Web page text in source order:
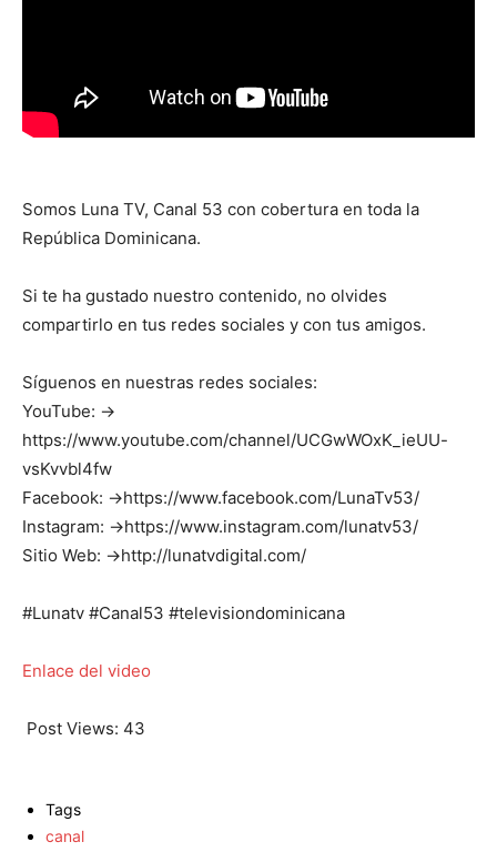
Somos Luna TV, Canal 53 con cobertura en toda la
República Dominicana.
Si te ha gustado nuestro contenido, no olvides
compartirlo en tus redes sociales y con tus amigos.
Síguenos en nuestras redes sociales:
YouTube: →
https://www.youtube.com/channel/UCGwWOxK_ieUU-
vsKvvbl4fw
Facebook: →https://www.facebook.com/LunaTv53/
Instagram: →https://www.instagram.com/lunatv53/
Sitio Web: →http://lunatvdigital.com/
#Lunatv #Canal53 #televisiondominicana
Enlace del video
Post Views: 43
Tags
canal